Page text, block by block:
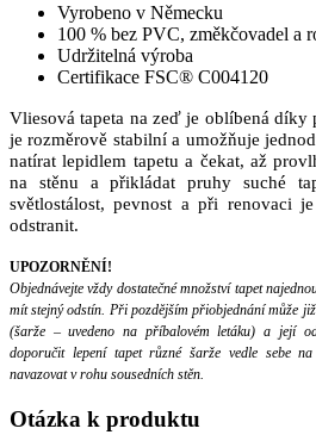
Vyrobeno v Německu
100 % bez PVC, změkčovadel a
Udržitelná výroba
Certifikace FSC® C004120
Vliesová tapeta na zeď je oblíbená díky
je rozměrově stabilní a umožňuje
natírat lepidlem tapetu a čekat, až
na stěnu a přikládat pruhy suché
světlostálost, pevnost a při renovaci
odstranit.
UPOZORNĚNÍ!
Objednávejte vždy dostatečné množství tapet
mít stejný odstín. Při pozdějším přiobjednání může
(šarže – uvedeno na příbalovém letáku) a její
doporučit lepení tapet různé šarže vedle sebe
navazovat v rohu sousedních stěn.
Otázka k produktu